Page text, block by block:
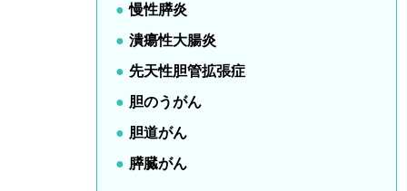
慢性膵炎
潰瘍性大腸炎
先天性胆管拡張症
胆のうがん
胆道がん
膵臓がん